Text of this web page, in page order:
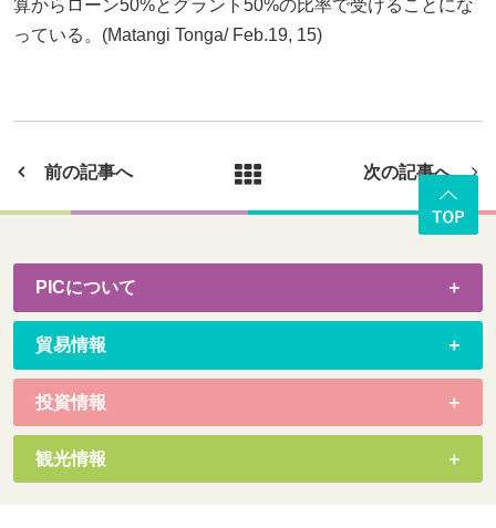
算からローン50%とグラント50%の比率で受けることにな
っている。(Matangi Tonga/ Feb.19, 15)
前の記事へ 次の記事へ
PICについて
貿易情報
投資情報
観光情報